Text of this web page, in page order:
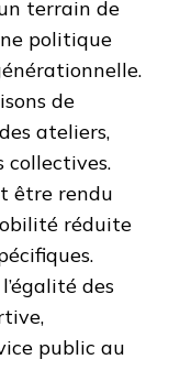
terrain de
politique
de
ateliers,
collectives.
être rendu
réduite
des
public au